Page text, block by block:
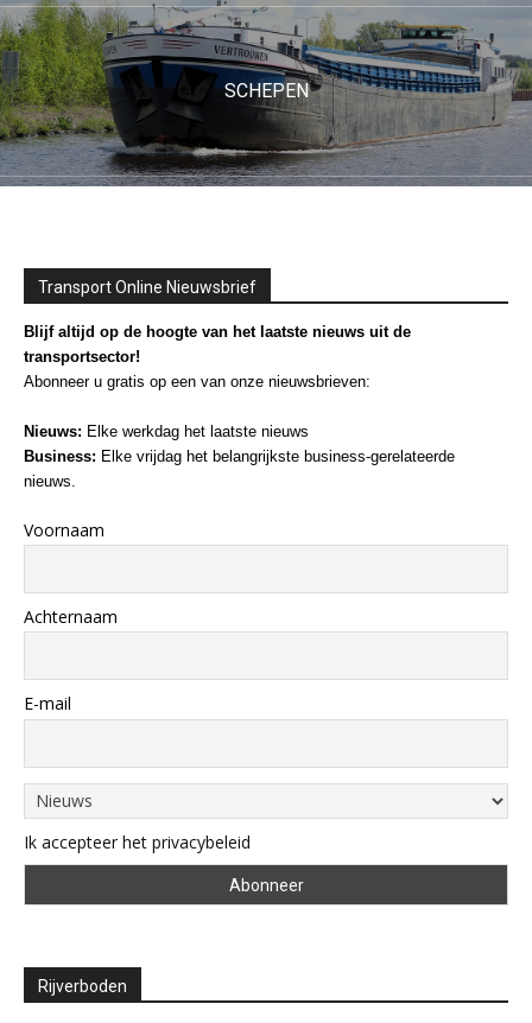
SCHEPEN
Transport Online Nieuwsbrief
Blijf altijd op de hoogte van het laatste nieuws uit de
transportsector!
Abonneer u gratis op een van onze nieuwsbrieven:
Nieuws: Elke werkdag het laatste nieuws
Business: Elke vrijdag het belangrijkste business-gerelateerde
nieuws.
Voornaam
Achternaam
E-mail
Ik accepteer het privacybeleid
Rijverboden